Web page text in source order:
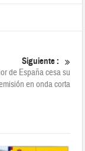
Siguiente :
de España cesa su
en onda corta